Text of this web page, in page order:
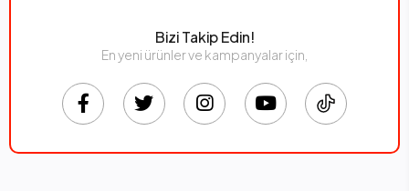
Bizi Takip Edin!
En yeni ürünler ve kampanyalar için,